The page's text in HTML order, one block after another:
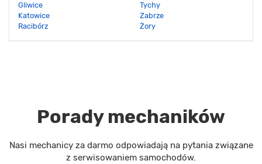
Gliwice
Katowice
Racibórz
Tychy
Zabrze
Żory
Porady mechaników
Nasi mechanicy za darmo odpowiadają na pytania związane
z serwisowaniem samochodów.